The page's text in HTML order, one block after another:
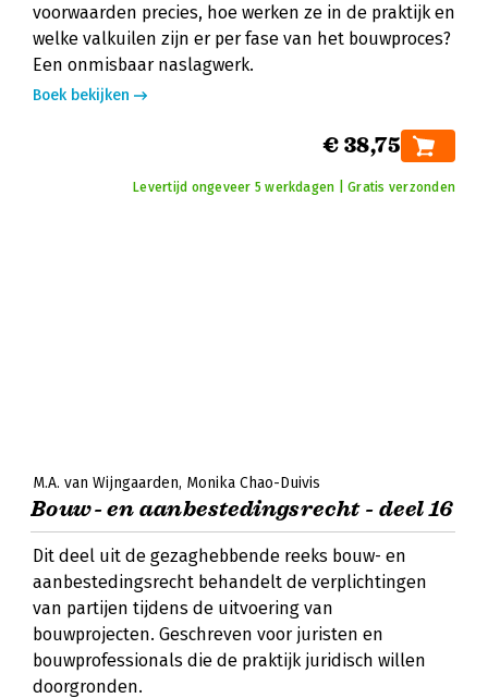
voorwaarden precies, hoe werken ze in de praktijk en
welke valkuilen zijn er per fase van het bouwproces?
Een onmisbaar naslagwerk.
Boek bekijken
€ 38,75
Levertijd ongeveer 5 werkdagen | Gratis verzonden
M.A. van Wijngaarden Monika Chao-Duivis
Bouw- en aanbestedingsrecht - deel 16
Dit deel uit de gezaghebbende reeks bouw- en
aanbestedingsrecht behandelt de verplichtingen
van partijen tijdens de uitvoering van
bouwprojecten. Geschreven voor juristen en
bouwprofessionals die de praktijk juridisch willen
doorgronden.